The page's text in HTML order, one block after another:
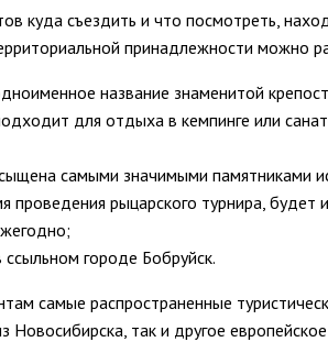
куда съездить и что посмотреть,
принадлежности можно
название знаменитой
для отдыха в кемпинге или
самыми значимыми памятниками
рыцарского турнира, будет
городе Бобруйск.
самые распространенные
так и другое